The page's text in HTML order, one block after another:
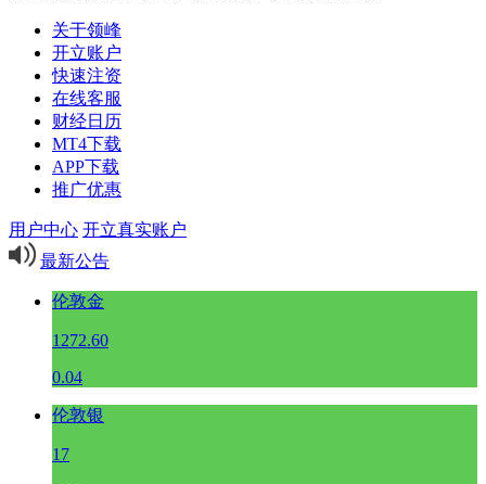
关于领峰
开立账户
快速注资
在线客服
财经日历
MT4下载
APP下载
推广优惠
用户中心 开立真实账户
最新公告
伦敦金
1272.60
0.04
伦敦银
17